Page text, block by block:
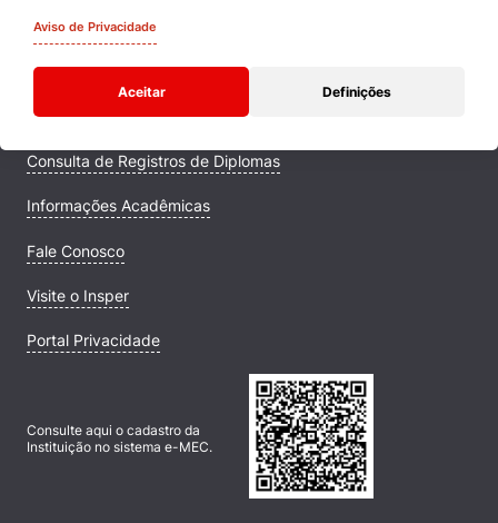
Aviso de Privacidade
Aceitar Definições
Quem Somos
Comunidade Transforme
Campus
Consulta de Registros de Diplomas
Informações Acadêmicas
Fale Conosco
Visite o Insper
Portal Privacidade
Consulte aqui o cadastro da
Instituição no sistema e-MEC.